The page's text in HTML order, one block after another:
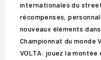
internationales du
récompenses,
nouveaux éléments
Championnat du monde
VOLTA: jouez la